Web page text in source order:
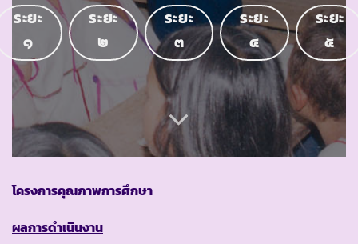
ระยะ
๑
ระยะ
๒
ระยะ
๓
ระยะ
๔
ระยะ
๕
โครงการคุณภาพการศึกษา
ผลการดำเนินงาน